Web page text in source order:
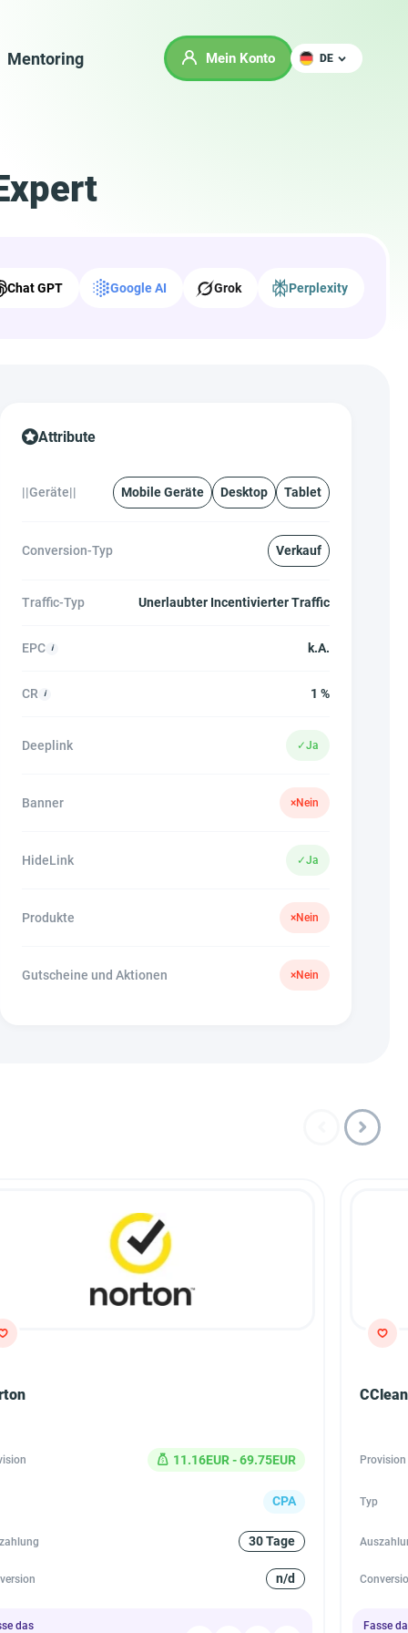
Mentoring Mein Konto DE
Chat GPT Google AI Grok Perplexity
Attribute
||Geräte|| Mobile Geräte Desktop Tablet
Conversion-Typ Verkauf
Traffic-Typ Unerlaubter Incentivierter Traffic
EPC k.A.
CR 1 %
Deeplink ✓Ja
Banner ×Nein
HideLink ✓Ja
Produkte ×Nein
Gutscheine und Aktionen ×Nein
11.16EUR - 69.75EUR
CPA
30 Tage
n/d
das
Provision
Typ
Fasse